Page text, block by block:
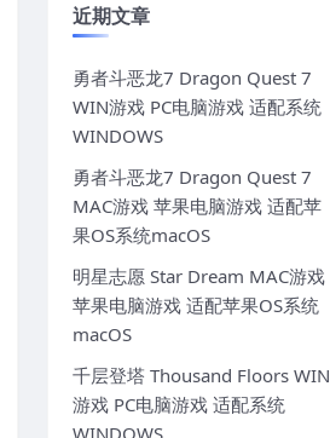
近期文章
勇者斗恶龙7 Dragon Quest 7
WIN游戏 PC电脑游戏 适配系统
WINDOWS
勇者斗恶龙7 Dragon Quest 7
MAC游戏 苹果电脑游戏 适配苹
果OS系统macOS
明星志愿 Star Dream MAC游戏
苹果电脑游戏 适配苹果OS系统
macOS
千层登塔 Thousand Floors WIN
游戏 PC电脑游戏 适配系统